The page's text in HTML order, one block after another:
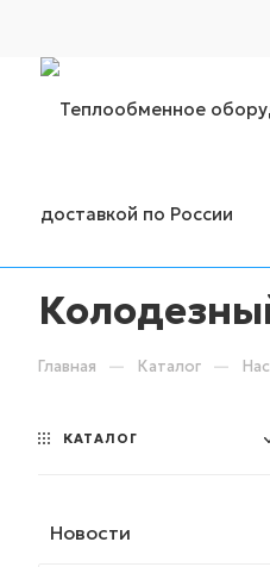
Главная — Каталог —
КАТАЛОГ
Новости